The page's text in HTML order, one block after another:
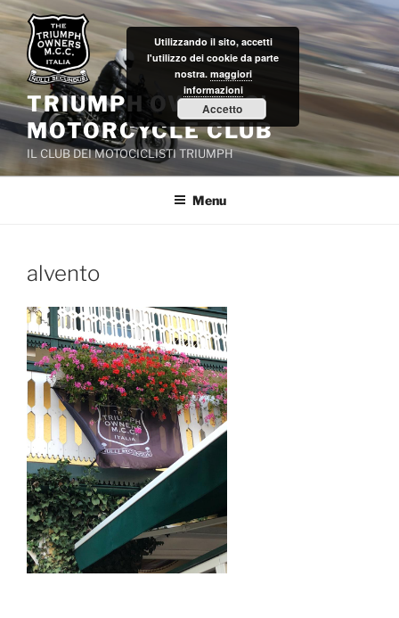
Salta
al
contenuto
TRIUMPH OWNERS'
MOTORCYCLE CLUB
IL CLUB DEI MOTOCICLISTI TRIUMPH
Menu
alvento
Utilizzando il sito, accetti
l'utilizzo dei cookie da parte
nostra. maggiori
informazioni
Accetto